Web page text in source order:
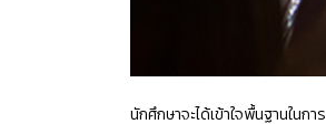
นักศึกษาจะได้เข้าใจพื้นฐานใน